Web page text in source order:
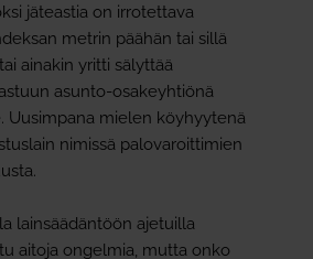
jäteastia on irrotettava
metrin päähän tai sillä
ainakin yritti sälyttää
asunto-osakeyhtiönä
mielen köyhyytenä
nimissä palovaroittimien
lainsäädäntöön ajetuilla
aitoja ongelmia, mutta onko